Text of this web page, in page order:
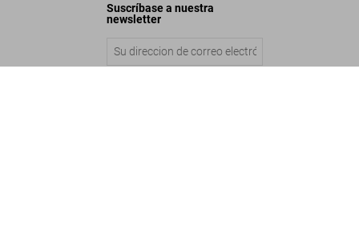
Suscríbase a nuestra
newsletter